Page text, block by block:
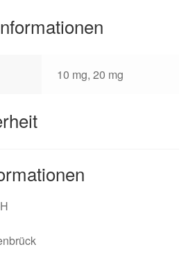
10 mg, 20 mg